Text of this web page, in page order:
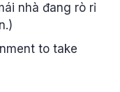
nhà đang rò rỉ
to take